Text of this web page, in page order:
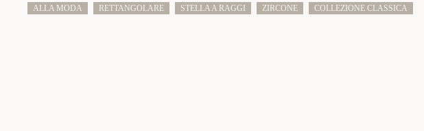
ALLA MODA
RETTANGOLARE STELLA A RAGGI ZIRCONE COLLEZIONE CLASSICA